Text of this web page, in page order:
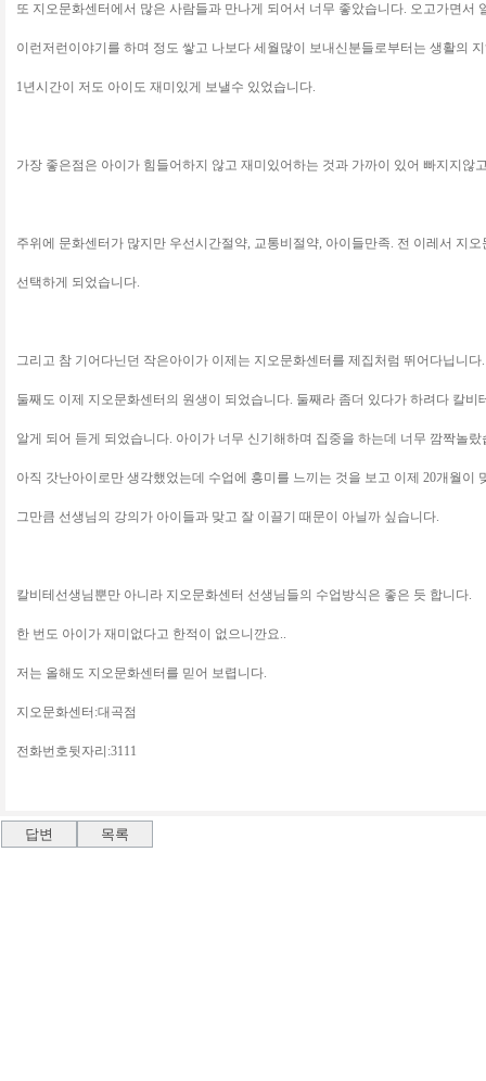
또 지오문화센터에서 많은 사람들과 만나게 되어서 너무 좋았습니다. 오고가면서
이런저런이야기를 하며 정도 쌓고 나보다 세월많이 보내신분들로부터는 생활의
1년시간이 저도 아이도 재미있게 보낼수 있었습니다.
가장 좋은점은 아이가 힘들어하지 않고 재미있어하는 것과 가까이 있어 빠지지않
주위에 문화센터가 많지만 우선시간절약, 교통비절약, 아이들만족. 전 이레서 지오
선택하게 되었습니다.
그리고 참 기어다닌던 작은아이가 이제는 지오문화센터를 제집처럼 뛰어다닙니다
둘째도 이제 지오문화센터의 원생이 되었습니다. 둘째라 좀더 있다가 하려다 칼비
알게 되어 듣게 되었습니다. 아이가 너무 신기해하며 집중을 하는데 너무 깜짝놀랐
아직 갓난아이로만 생각했었는데 수업에 흥미를 느끼는 것을 보고 이제 20개월이
그만큼 선생님의 강의가 아이들과 맞고 잘 이끌기 때문이 아닐까 싶습니다.
칼비테선생님뿐만 아니라 지오문화센터 선생님들의 수업방식은 좋은 듯 합니다.
한 번도 아이가 재미없다고 한적이 없으니깐요..
저는 올해도 지오문화센터를 믿어 보렵니다.
지오문화센터:대곡점
전화번호뒷자리:3111